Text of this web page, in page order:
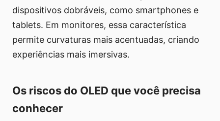
dispositivos dobráveis, como smartphones e
tablets. Em monitores, essa característica
permite curvaturas mais acentuadas, criando
experiências mais imersivas.
Os riscos do OLED que você precisa
conhecer